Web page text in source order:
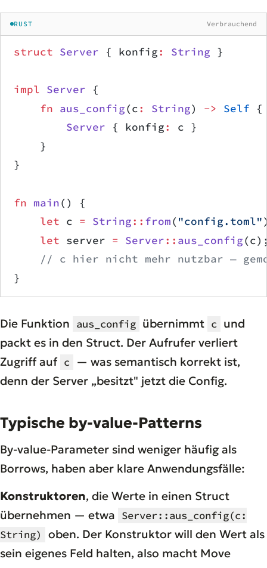
RUST Verbrauchend
struct Server { konfig: String }
impl Server {
    fn
aus_config(c: String) -> Self
        Server
{ konfig:
c }
    }
}
fn main() {
    let
c = String:: from( "config.toml"
    let
server = Server:: aus_config
// c hier nicht mehr nutzbar —
}
Die Funktion aus_config übernimmt c und
packt es in den Struct. Der Aufrufer verliert
Zugriff auf c — was semantisch korrekt ist,
denn der Server „besitzt" jetzt die Config.
Typische by-value-Patterns
By-value-Parameter sind weniger häufig als
Borrows, haben aber klare Anwendungsfälle:
Konstruktoren, die Werte in einen Struct
übernehmen — etwa Server::aus_config(c:
String)
oben. Der Konstruktor will den Wert als
sein eigenes Feld halten, also macht Move